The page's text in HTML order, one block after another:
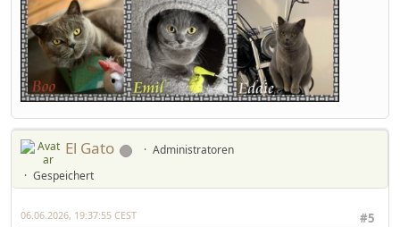
El Gato
Administratoren
Gespeichert
#5
06.06.2026, 19:37:55 CEST